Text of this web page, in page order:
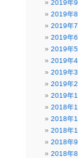
2019年9
2019年8
2019年7
2019年6
2019年5
2019年4
2019年3
2019年2
2019年1
2018年
2018年
2018年
2018年9
2018年8